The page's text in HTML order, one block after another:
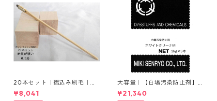
20本セット｜摺込み刷毛｜夏
毛（毛質が硬い）0.5分
¥8,041
大容量｜【白場汚染防止剤】
｜2kg×5本｜ホワイトクリー
ナＭ
¥21,340